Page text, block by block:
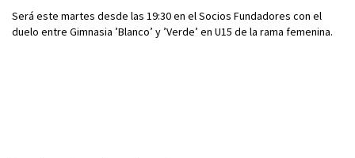
Será este martes desde las 19:30 en el Socios Fundadores con el
duelo entre Gimnasia ’Blanco’ y ’Verde’ en U15 de la rama femenina.